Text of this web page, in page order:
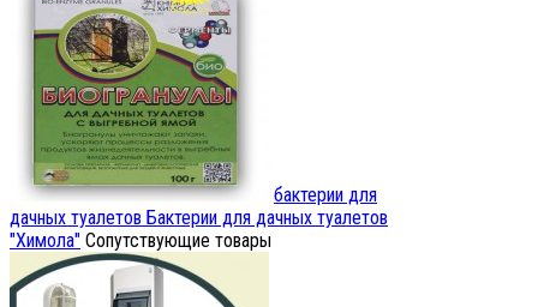
бактерии для
дачных туалетов Бактерии для дачных туалетов
"Химола" Сопутствующие товары